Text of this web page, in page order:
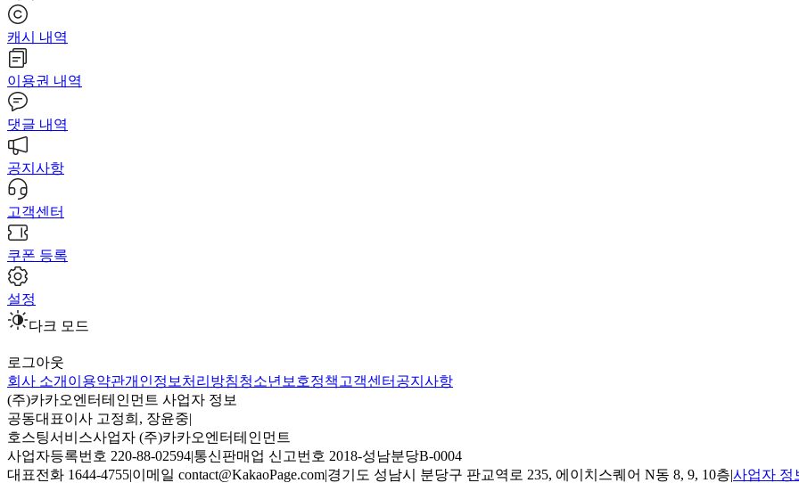
캐시 내역
이용권 내역
댓글 내역
공지사항
고객센터
쿠폰 등록
설정
다크 모드
로그아웃
회사 소개 이용약관개인정보처리방침청소년보호정책 고객센터 공지사항
(주)카카오엔터테인먼트 사업자 정보
공동대표이사 고정희, 장윤중|
호스팅서비스사업자 (주)카카오엔터테인먼트
사업자등록번호 220-88-02594|통신판매업 신고번호 2018-성남분당B-0004
대표전화 1644-4755|이메일 contact@KakaoPage.com|경기도 성남시 분당구 판교역로 235, 에이치스퀘어 N동 8, 9, 10층|사업자 정